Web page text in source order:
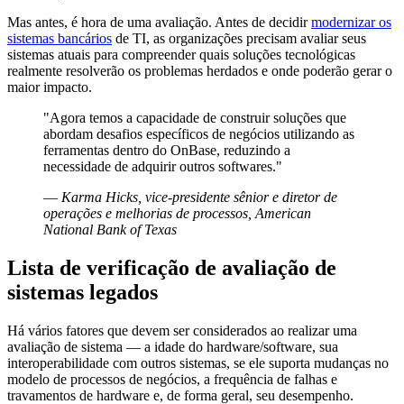
Mas antes, é hora de uma avaliação. Antes de decidirmodernizar os
sistemas bancários de TI, as organizações precisam avaliar seus
sistemas atuais para compreender quais soluções tecnológicas
realmente resolverão os problemas herdados e onde poderão gerar o
maior impacto.
"Agora temos a capacidade de construir soluções que
abordam desafios específicos de negócios utilizando as
ferramentas dentro do OnBase, reduzindo a
necessidade de adquirir outros softwares."
— Karma Hicks, vice-presidente sênior e diretor de
operações e melhorias de processos, American
National Bank of Texas
Lista de verificação de avaliação de
sistemas legados
Há vários fatores que devem ser considerados ao realizar uma
avaliação de sistema — a idade do hardware/software, sua
interoperabilidade com outros sistemas, se ele suporta mudanças no
modelo de processos de negócios, a frequência de falhas e
travamentos de hardware e, de forma geral, seu desempenho.